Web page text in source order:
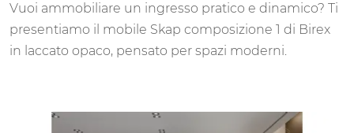
Vuoi ammobiliare un ingresso pratico e dinamico? Ti
presentiamo il mobile Skap composizione 1 di Birex
in laccato opaco, pensato per spazi moderni.